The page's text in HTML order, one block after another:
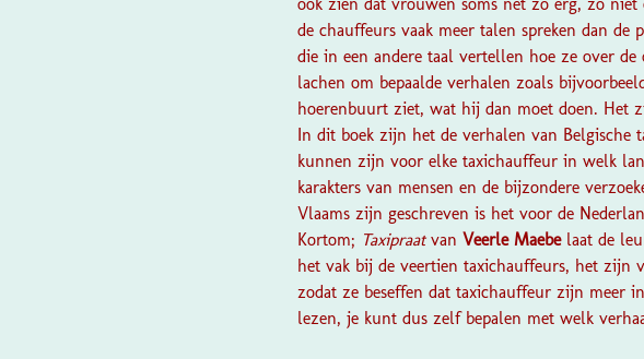
ook zien dat vrouwen soms net zo erg, zo
de chauffeurs vaak meer talen spreken dan de
die in een andere taal vertellen hoe ze over
lachen om bepaalde verhalen zoals
hoerenbuurt ziet, wat hij dan moet doen. Het
In dit boek zijn het de verhalen van
kunnen zijn voor elke taxichauffeur in welk
karakters van mensen en de bijzondere
Vlaams zijn geschreven is het voor de
Kortom; Taxipraat van Veerle Maebe laat de
het vak bij de veertien taxichauffeurs, het zijn
zodat ze beseffen dat taxichauffeur zijn meer
lezen, je kunt dus zelf bepalen met welk